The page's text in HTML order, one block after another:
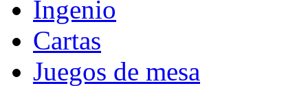
Ingenio
Cartas
Juegos de mesa